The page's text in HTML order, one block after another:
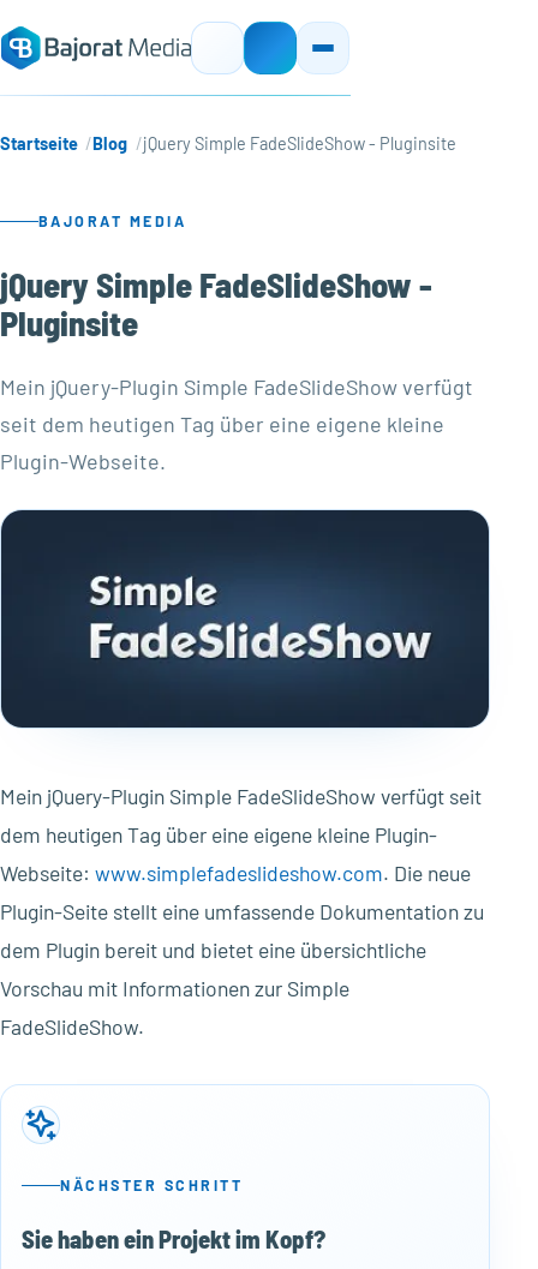
Startseite Blog jQuery Simple FadeSlideShow - Pluginsite
BAJORAT MEDIA
jQuery Simple FadeSlideShow -
Pluginsite
Mein jQuery-Plugin Simple FadeSlideShow verfügt
seit dem heutigen Tag über eine eigene kleine
Plugin-Webseite.
Mein jQuery-Plugin Simple FadeSlideShow verfügt seit
dem heutigen Tag über eine eigene kleine Plugin-
Webseite: www.simplefadeslideshow.com. Die neue
Plugin-Seite stellt eine umfassende Dokumentation zu
dem Plugin bereit und bietet eine übersichtliche
Vorschau mit Informationen zur Simple
FadeSlideShow.
NÄCHSTER SCHRITT
Sie haben ein Projekt im Kopf?